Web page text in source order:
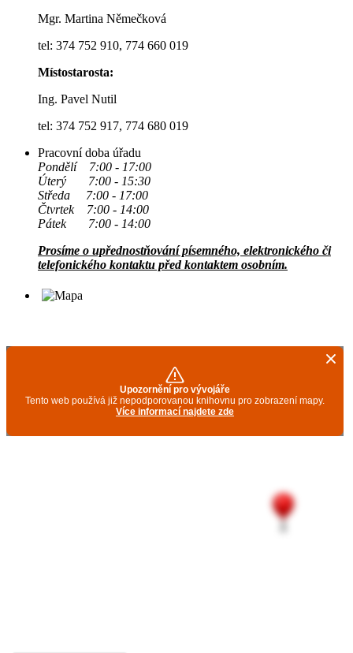
Mgr. Martina Němečková
tel: 374 752 910, 774 660 019
Místostarosta:
Ing. Pavel Nutil
tel: 374 752 917, 774 680 019
Pracovní doba úřadu
Pondělí 7:00 - 17:00
Úterý 7:00 - 15:30
Středa 7:00 - 17:00
Čtvrtek 7:00 - 14:00
Pátek 7:00 - 14:00
Prosíme o upřednostňování písemného, elektronického či
telefonického kontaktu před kontaktem osobním.